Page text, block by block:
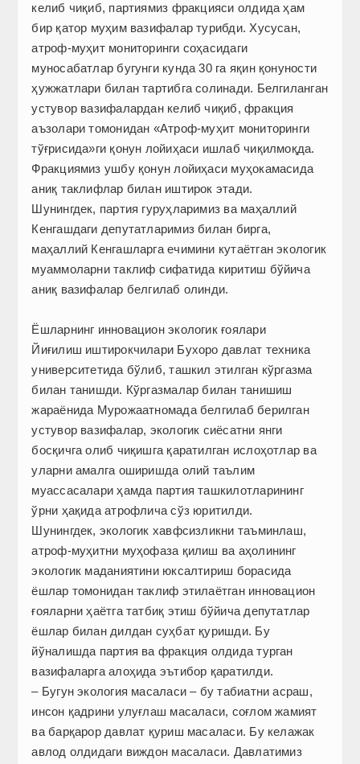
келиб чиқиб, партиямиз фракцияси олдида ҳам
бир қатор муҳим вазифалар турибди. Хусусан,
атроф-муҳит мониторинги соҳасидаги
муносабатлар бугунги кунда 30 га яқин қонуности
ҳужжатлари билан тартибга солинади. Белгиланган
устувор вазифалардан келиб чиқиб, фракция
аъзолари томонидан «Атроф-муҳит мониторинги
тўғрисида»ги қонун лойиҳаси ишлаб чиқилмоқда.
Фракциямиз ушбу қонун лойиҳаси муҳокамасида
аниқ таклифлар билан иштирок этади.
Шунингдек, партия гуруҳларимиз ва маҳаллий
Кенгашдаги депутатларимиз билан бирга,
маҳаллий Кенгашларга ечимини кутаётган экологик
муаммоларни таклиф сифатида киритиш бўйича
аниқ вазифалар белгилаб олинди.
Ёшларнинг инновацион экологик ғоялари
Йиғилиш иштирокчилари Бухоро давлат техника
университетида бўлиб, ташкил этилган кўргазма
билан танишди. Кўргазмалар билан танишиш
жараёнида Мурожаатномада белгилаб берилган
устувор вазифалар, экологик сиёсатни янги
босқичга олиб чиқишга қаратилган ислоҳотлар ва
уларни амалга оширишда олий таълим
муассасалари ҳамда партия ташкилотларининг
ўрни ҳақида атрофлича сўз юритилди.
Шунингдек, экологик хавфсизликни таъминлаш,
атроф-муҳитни муҳофаза қилиш ва аҳолининг
экологик маданиятини юксалтириш борасида
ёшлар томонидан таклиф этилаётган инновацион
ғояларни ҳаётга татбиқ этиш бўйича депутатлар
ёшлар билан дилдан суҳбат қуришди. Бу
йўналишда партия ва фракция олдида турган
вазифаларга алоҳида эътибор қаратилди.
– Бугун экология масаласи – бу табиатни асраш,
инсон қадрини улуғлаш масаласи, соғлом жамият
ва барқарор давлат қуриш масаласи. Бу келажак
авлод олдидаги виждон масаласи. Давлатимиз